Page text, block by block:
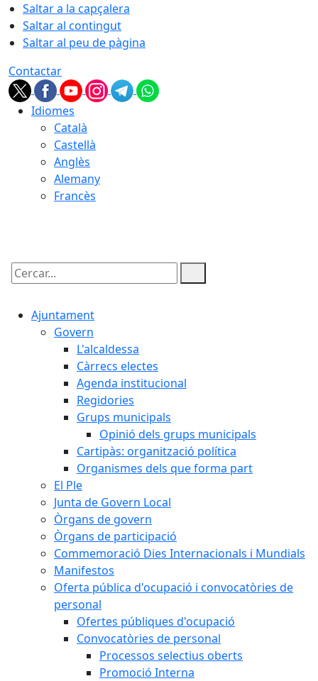
Saltar a la capçalera
Saltar al contingut
Saltar al peu de pàgina
Contactar
Idiomes
Català
Castellà
Anglès
Alemany
Francès
Cercar:
Ajuntament
Govern
L'alcaldessa
Càrrecs electes
Agenda institucional
Regidories
Grups municipals
Opinió dels grups municipals
Cartipàs: organització política
Organismes dels que forma part
El Ple
Junta de Govern Local
Òrgans de govern
Òrgans de participació
Commemoració Dies Internacionals i Mundials
Manifestos
Oferta pública d'ocupació i convocatòries de
personal
Ofertes públiques d'ocupació
Convocatòries de personal
Processos selectius oberts
Promoció Interna